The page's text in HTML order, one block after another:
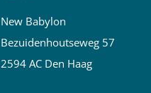
New Babylon
Bezuidenhoutseweg 57
2594 AC Den Haag